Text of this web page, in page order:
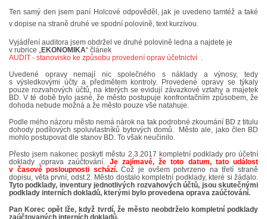
PROHLÁŠENÍ VLASTNÍKA 2023
DOMOVNÍ SCHŮZE DNE 13. 5. 2024 - VIDEO
SITUACE S G, GS
KDO JE KDO?
Ten samý den jsem paní Holcové odpověděl, jak je uvedeno tamtéž a také
v dopise na straně druhé ve spodní polovině, text kurzívou.
Vyjádření auditora jsem obdržel ve druhé polovině ledna a najdete je
v rubrice „EKONOMIKA“ článek
AUDIT - stanovisko ke způsobu provedení oprav účetnictví .
Uvedené opravy nemají nic společného s náklady a výnosy, tedy
s výsledkovými účty a předmětem kontroly. Provedené opravy se týkaly
pouze rozvahových účtů, na kterých se evidují závazkové vztahy a majetek
BD. V té době bylo jasné, že město postupuje konfrontačním způsobem, že
dohoda nebude možná a že město pouze vše natahuje.
Podle mého názoru město nemá nárok na tak podrobné zkoumání BD z titulu
dohody podílových spoluvlastníků bytových domů. Město ale, jako člen BD
mohlo postupovat dle stanov BD. To však neučinilo.
Přesto jsem nakonec poskytl městu 2.3.2017 kompletní podklady pro účetní
doklady „oprava zaúčtování. Je zajímavé, že toto datum, tato událost
v časové posloupnosti schází.Což je ovšem potvrzeno na třetí straně
dopisu, věta první, odst.2. Město dostalo kompletní podklady, které si žádalo.
Tyto podklady, inventury jednotlivých rozvahových účtů, jsou skutečnými
podklady interních dokladů, kterými bylo provedena oprava zaúčtování.
Pan Korec opět lže, když tvrdí, že město neobdrželo kompletní podklady
zaúčtovaných interních dokladů.